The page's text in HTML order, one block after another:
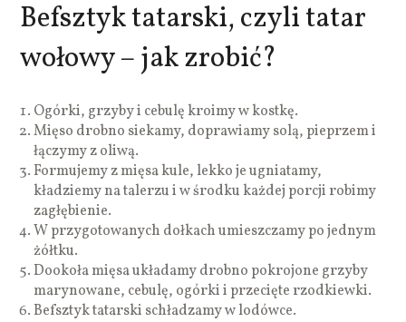
Befsztyk tatarski, czyli tatar
wołowy – jak zrobić?
Ogórki, grzyby i cebulę kroimy w kostkę.
Mięso drobno siekamy, doprawiamy solą, pieprzem i
łączymy z oliwą.
Formujemy z mięsa kule, lekko je ugniatamy,
kładziemy na talerzu i w środku każdej porcji robimy
zagłębienie.
W przygotowanych dołkach umieszczamy po jednym
żółtku.
Dookoła mięsa układamy drobno pokrojone grzyby
marynowane, cebulę, ogórki i przecięte rzodkiewki.
Befsztyk tatarski schładzamy w lodówce.